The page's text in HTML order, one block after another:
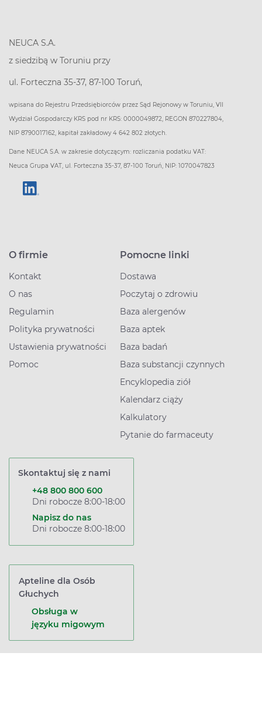
NEUCA S.A.
z siedzibą w Toruniu przy
ul. Forteczna 35-37, 87-100 Toruń,
wpisana do Rejestru Przedsiębiorców przez Sąd Rejonowy w Toruniu, VII
Wydział Gospodarczy KRS pod nr KRS: 0000049872, REGON 870227804,
NIP 8790017162, kapitał zakładowy 4 642 802 złotych.
Dane NEUCA S.A. w zakresie dotyczącym: rozliczania podatku VAT:
Neuca Grupa VAT, ul. Forteczna 35-37, 87-100 Toruń, NIP: 1070047823
O firmie
Kontakt
O nas
Regulamin
Polityka prywatności
Ustawienia prywatności
Pomoc
Pomocne linki
Dostawa
Poczytaj o zdrowiu
Baza alergenów
Baza aptek
Baza badań
Baza substancji czynnych
Encyklopedia ziół
Kalendarz ciąży
Kalkulatory
Pytanie do farmaceuty
Skontaktuj się z nami
+48 800 800 600
Dni robocze 8:00-18:00
Napisz do nas
Dni robocze 8:00-18:00
Apteline dla Osób
Głuchych
Obsługa w
języku migowym